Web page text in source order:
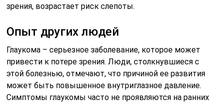
зрения, возрастает риск слепоты.
Опыт других людей
Глаукома – серьезное заболевание, которое может
привести к потере зрения. Люди, столкнувшиеся с
этой болезнью, отмечают, что причиной ее развития
может быть повышенное внутриглазное давление.
Симптомы глаукомы часто не проявляются на ранних